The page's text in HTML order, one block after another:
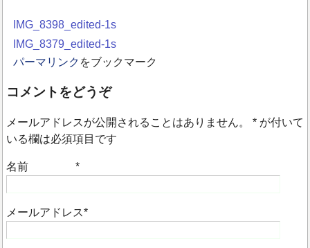
IMG_8398_edited-1s
IMG_8379_edited-1s
パーマリンク をブックマーク
コメントをどうぞ
メールアドレスが公開されることはありません。* が付いて
いる欄は必須項目です
名前 *
メールアドレス*